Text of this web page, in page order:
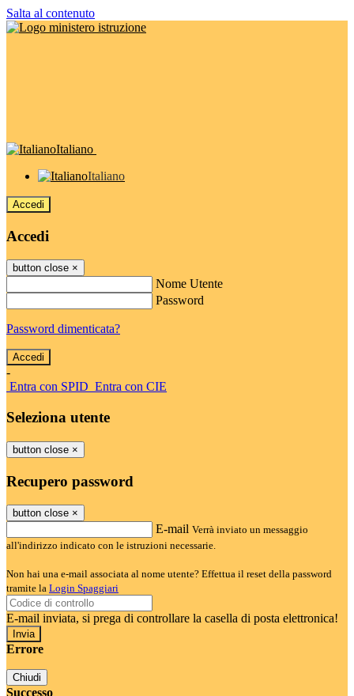
Salta al contenuto
Italiano
Italiano
Accedi
Accedi
button close ×
Nome Utente
Password
Password dimenticata?
-
Entra con SPID Entra con CIE
Seleziona utente
button close ×
Recupero password
button close ×
E-mail Verrà inviato un messaggio
all'indirizzo indicato con le istruzioni necessarie.
Non hai una e-mail associata al nome utente? Effettua il reset della password
tramite la Login Spaggiari
E-mail inviata, si prega di controllare la casella di posta elettronica!
Errore
Chiudi
Successo